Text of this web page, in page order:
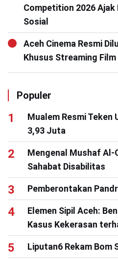
Competition 2026 Ajak
Sosial
Aceh Cinema Resmi
Khusus Streaming Film
Populer
Mualem Resmi Teken
3,93 Juta
Mengenal Mushaf Al-
Sahabat Disabilitas
Pemberontakan
Elemen Sipil Aceh:
Kasus Kekerasan
Liputan6 Rekam Bom